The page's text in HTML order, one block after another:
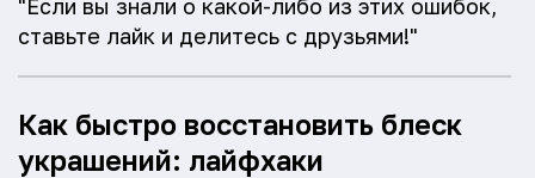
"Если вы знали о какой-либо из этих ошибок,
ставьте лайк и делитесь с друзьями!"
Как быстро восстановить блеск
украшений: лайфхаки